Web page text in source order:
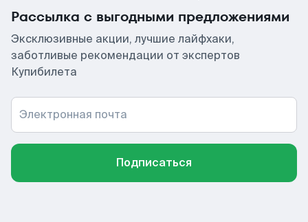
Рассылка с выгодными предложениями
Эксклюзивные акции, лучшие лайфхаки,
заботливые рекомендации от экспертов
Купибилета
Электронная почта
Подписаться